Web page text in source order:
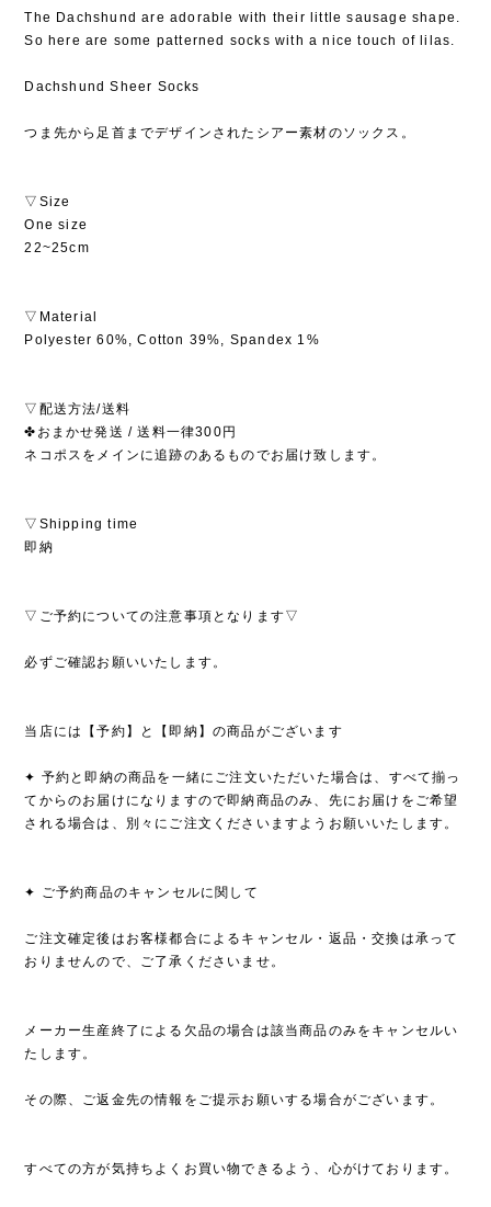
The Dachshund are adorable with their little sausage shape.
So here are some patterned socks with a nice touch of lilas.
Dachshund Sheer Socks
つま先から足首までデザインされたシアー素材のソックス。
▽Size
One size
22~25cm
▽Material
Polyester 60%, Cotton 39%, Spandex 1%
▽配送方法/送料
✤おまかせ発送 / 送料一律300円
ネコポスをメインに追跡のあるものでお届け致します。
▽Shipping time
即納
▽ご予約についての注意事項となります▽
必ずご確認お願いいたします。
当店には【予約】と【即納】の商品がございます
✦ 予約と即納の商品を一緒にご注文いただいた場合は、すべて揃っ
てからのお届けになりますので即納商品のみ、先にお届けをご希望
される場合は、別々にご注文くださいますようお願いいたします。
✦ ご予約商品のキャンセルに関して
ご注文確定後はお客様都合によるキャンセル・返品・交換は承って
おりませんので、ご了承くださいませ。
メーカー生産終了による欠品の場合は該当商品のみをキャンセルい
たします。
その際、ご返金先の情報をご提示お願いする場合がございます。
すべての方が気持ちよくお買い物できるよう、心がけております。